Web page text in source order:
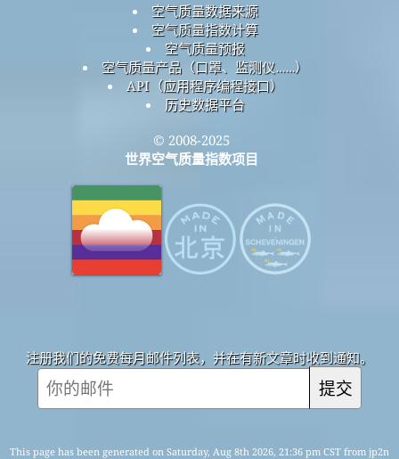
空气质量数据来源
空气质量指数计算
空气质量预报
空气质量产品（口罩、监测仪……）
API（应用程序编程接口）
历史数据平台
© 2008-2025
世界空气质量指数项目
注册我们的免费每月邮件列表，并在有新文章时收到通知。
提交
This page has been generated on Saturday, Aug 8th 2026, 21:36 pm CST from jp2n